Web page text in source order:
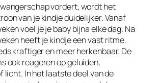
vordert, wordt het
van je kindje duidelijker. Vanaf
voel je je baby bijna elke dag. Na
heeft je kindje een vast ritme.
kraftiger en meer herkenbaar. De
ook reageren op geluiden,
licht. In het laatste deel van de